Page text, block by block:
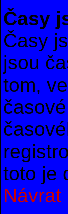
Časy
Časy
jsou
tom,
toto je
Návrat